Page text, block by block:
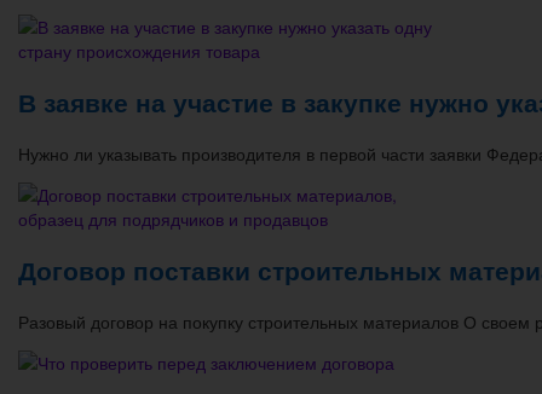
В заявке на участие в закупке нужно
Нужно ли указывать производителя в первой части заявки
Договор поставки строительных
Разовый договор на покупку строительных материалов О